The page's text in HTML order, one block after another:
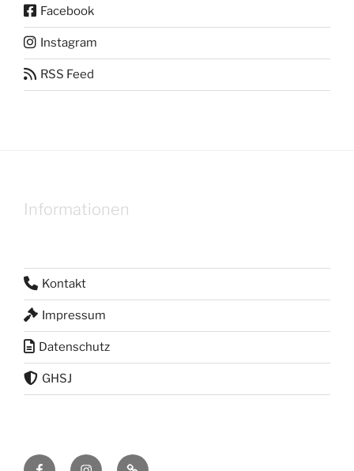
Facebook
Instagram
RSS Feed
Informationen
Kontakt
Impressum
Datenschutz
GHSJ